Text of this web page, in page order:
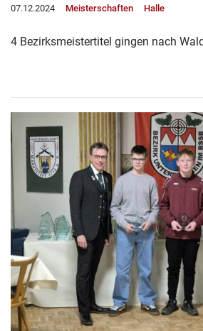
07.12.2024 Meisterschaften Halle
4 Bezirksmeistertitel gingen nach